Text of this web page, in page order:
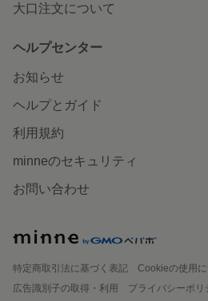
大口注文について
ヘルプセンター
お知らせ
ヘルプとガイド
利用規約
minneのセキュリティ
お問い合わせ
特定商取引法に基づく表記
Cookieの使用に
広告識別子の取得・利用
プライバシーポリ